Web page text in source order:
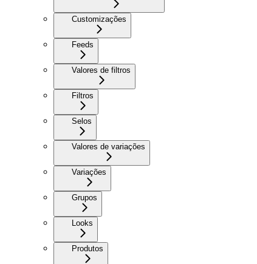
Customizações
Feeds
Valores de filtros
Filtros
Selos
Valores de variações
Variações
Grupos
Looks
Produtos